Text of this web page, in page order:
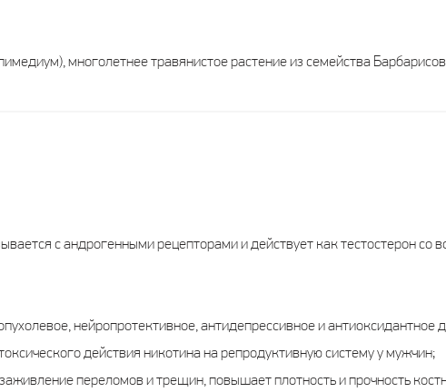
многолетнее травянистое растение из семейства
с андрогенными рецепторами и действует как тестостерон со
нейропротективное, антидепрессивное и антиоксидантное
действия никотина на репродуктивную систему у мужчин;
переломов и трещин, повышает плотность и прочность